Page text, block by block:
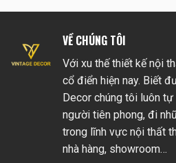
VỀ CHÚNG TÔI
Với xu thế thiết kế nội
cổ điển hiện nay. Biết
Decor chúng tôi luôn
người tiên phong, đi
trong lĩnh vực nội thất
nhà hàng, showroom…